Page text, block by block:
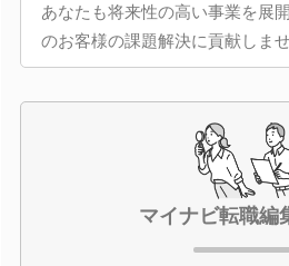
あなたも将来性の高い事業を展
のお客様の課題解決に貢献しま
マイナビ転職編